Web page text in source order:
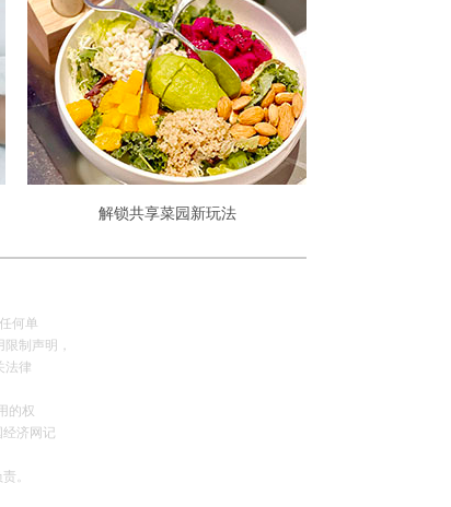
解锁共享菜园新玩法
何单
制声明，
法律
的权
济网记
。